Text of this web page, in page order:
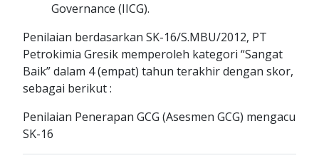
Governance (IICG).
Penilaian berdasarkan SK-16/S.MBU/2012, PT
Petrokimia Gresik memperoleh kategori “Sangat
Baik” dalam 4 (empat) tahun terakhir dengan skor,
sebagai berikut :
Penilaian Penerapan GCG (Asesmen GCG) mengacu
SK-16